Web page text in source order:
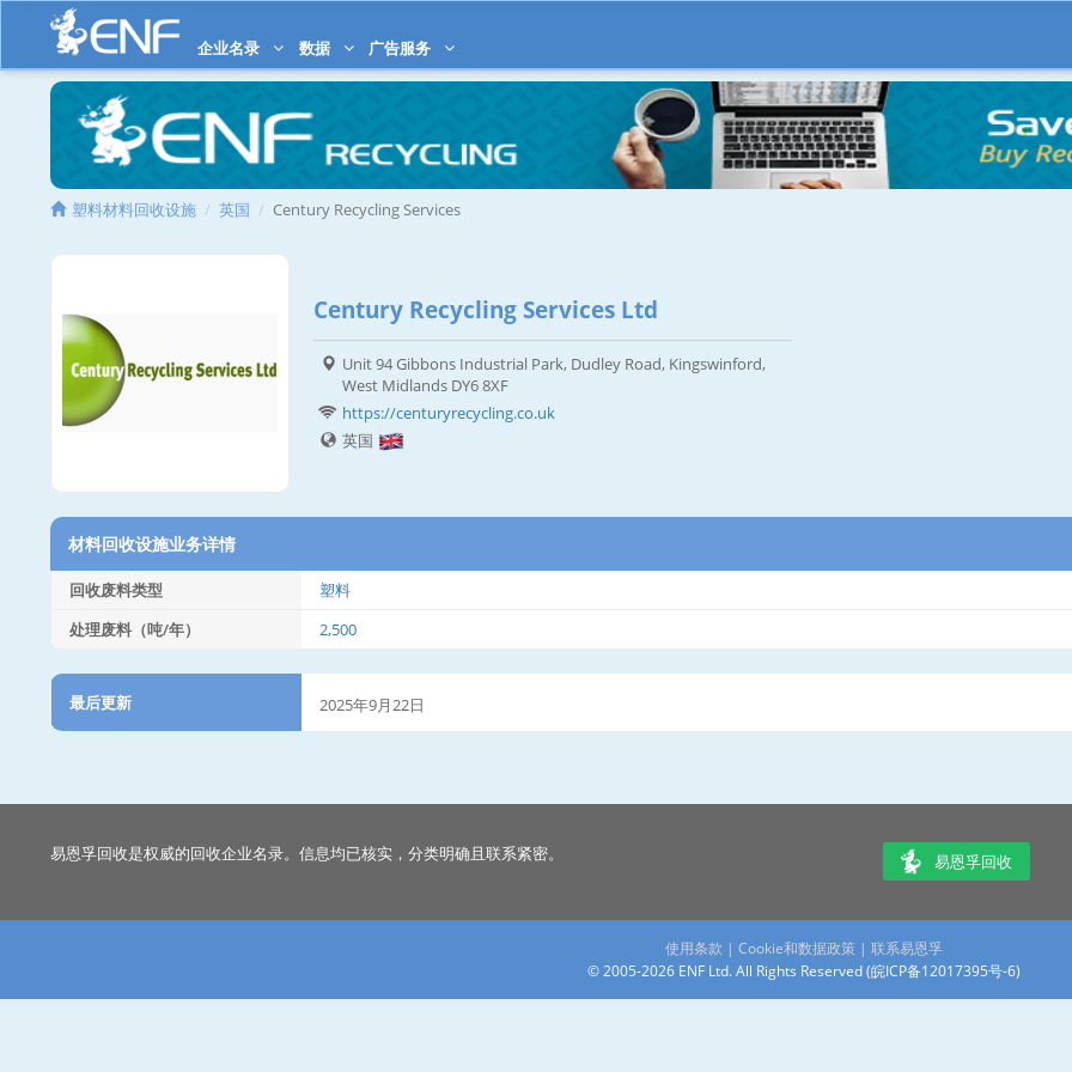
企业名录 数据 广告服务
塑料材料回收设施 英国 Century Recycling Services
Century Recycling Services Ltd
Unit 94 Gibbons Industrial Park, Dudley Road, Kingswinford,
West Midlands DY6 8XF
https://centuryrecycling.co.uk
英国
材料回收设施业务详情
回收废料类型
塑料
处理废料（吨/年）
2,500
最后更新 2025年9月22日
易恩孚回收是权威的回收企业名录。信息均已核实，分类明确且联系紧密。 易恩孚回收
使用条款 | Cookie和数据政策 | 联系易恩孚
© 2005-2026 ENF Ltd. All Rights Reserved (皖ICP备12017395号-6)